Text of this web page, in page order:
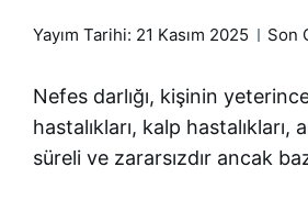
Yayım Tarihi: 21 Kasım 2025 Son
Nefes darlığı, kişinin
hastalıkları, kalp
süreli ve zararsızdır ancak